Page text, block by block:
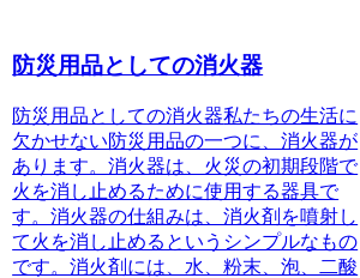
防災用品としての消火器
防災用品としての消火器私たちの生活に
欠かせない防災用品の一つに、消火器が
あります。消火器は、火災の初期段階で
火を消し止めるために使用する器具で
す。消火器の仕組みは、消火剤を噴射し
て火を消し止めるというシンプルなもの
です。消火剤には、水、粉末、泡、二酸